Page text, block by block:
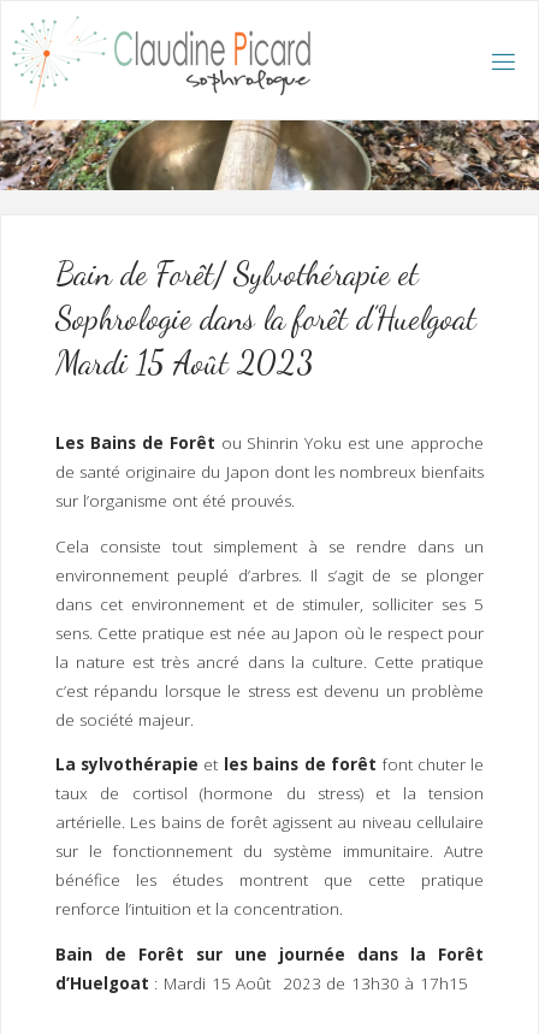
content
DIN
E
I
D :
/S
PHR
OL
OG
AP E
IMP
ER
Bain de Forêt/ Sylvothérapie et
Sophrologie dans la forêt d’Huelgoat
Mardi 15 Août 2023
Les Bains de Forêt ou Shinrin Yoku est une approche
de santé originaire du Japon dont les nombreux bienfaits
sur l’organisme ont été prouvés.
Cela consiste tout simplement à se rendre dans un
environnement peuplé d’arbres. Il s’agit de se plonger
dans cet environnement et de stimuler, solliciter ses 5
sens. Cette pratique est née au Japon où le respect pour
la nature est très ancré dans la culture. Cette pratique
c’est répandu lorsque le stress est devenu un problème
de société majeur.
La sylvothérapie et les bains de forêt font chuter le
taux de cortisol (hormone du stress) et la tension
artérielle. Les bains de forêt agissent au niveau cellulaire
sur le fonctionnement du système immunitaire. Autre
bénéfice les études montrent que cette pratique
renforce l’intuition et la concentration.
Bain de Forêt sur une journée dans la Forêt
d’Huelgoat : Mardi 15 Août 2023 de 13h30 à 17h15